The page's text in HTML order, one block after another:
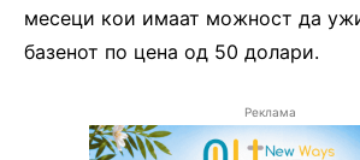
месеци кои имаат можност да
базенот по цена од 50 долари.
Реклама